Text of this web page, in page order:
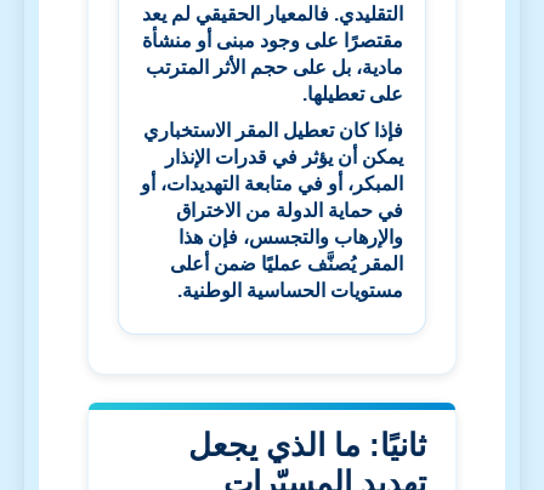
التقليدي. فالمعيار الحقيقي لم يعد
مقتصرًا على وجود مبنى أو منشأة
مادية، بل على حجم الأثر المترتب
على تعطيلها.
فإذا كان تعطيل المقر الاستخباري
يمكن أن يؤثر في قدرات الإنذار
المبكر، أو في متابعة التهديدات، أو
في حماية الدولة من الاختراق
والإرهاب والتجسس، فإن هذا
المقر يُصنَّف عمليًا ضمن أعلى
مستويات الحساسية الوطنية.
ثانيًا: ما الذي يجعل